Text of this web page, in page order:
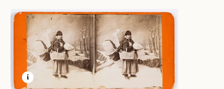
EN SAVOIR PLUS SUR CETTE IMAGE
OUVRIR LA MODALE